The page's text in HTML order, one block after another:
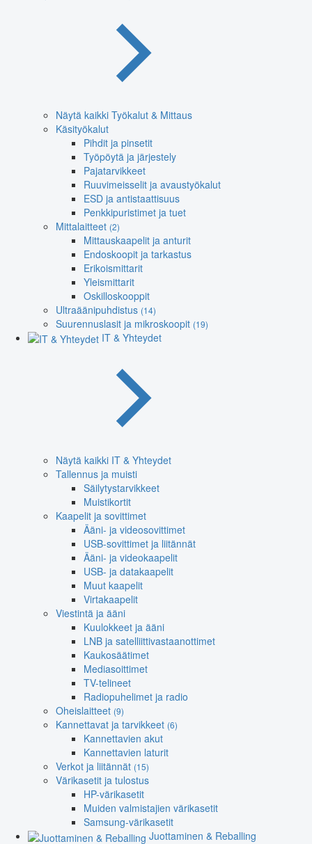
Näytä kaikki Työkalut & Mittaus
Käsityökalut
Pihdit ja pinsetit
Työpöytä ja järjestely
Pajatarvikkeet
Ruuvimeisselit ja avaustyökalut
ESD ja antistaattisuus
Penkkipuristimet ja tuet
Mittalaitteet (2)
Mittauskaapelit ja anturit
Endoskoopit ja tarkastus
Erikoismittarit
Yleismittarit
Oskilloskooppit
Ultraäänipuhdistus (14)
Suurennuslasit ja mikroskoopit (19)
IT & Yhteydet
Näytä kaikki IT & Yhteydet
Tallennus ja muisti
Säilytystarvikkeet
Muistikortit
Kaapelit ja sovittimet
Ääni- ja videosovittimet
USB-sovittimet ja liitännät
Ääni- ja videokaapelit
USB- ja datakaapelit
Muut kaapelit
Virtakaapelit
Viestintä ja ääni
Kuulokkeet ja ääni
LNB ja satelliittivastaanottimet
Kaukosäätimet
Mediasoittimet
TV-telineet
Radiopuhelimet ja radio
Oheislaitteet (9)
Kannettavat ja tarvikkeet (6)
Kannettavien akut
Kannettavien laturit
Verkot ja liitännät (15)
Värikasetit ja tulostus
HP-värikasetit
Muiden valmistajien värikasetit
Samsung-värikasetit
Juottaminen & Reballing